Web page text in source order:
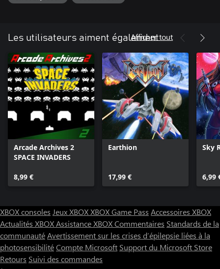
Les utilisateurs aiment également
Afficher tout
Arcade Archives 2
SPACE INVADERS
8,99 €
Earthion
17,99 €
Sky
6,99
XBOX consoles Jeux XBOXXBOX Game Pass Accessoires XBOX
Actualités XBOXAssistance XBOXCommentaires Standards de la
communautéAvertissement sur les crises d’épilepsie liées à la
photosensibilitéCompte Microsoft Support du Microsoft Store
Retours Suivi des commandes